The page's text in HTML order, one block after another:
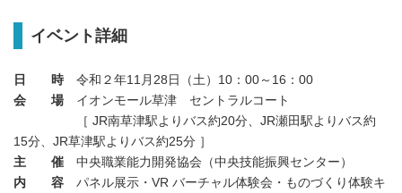
イベント詳細
日 時 令和２年11月28日（土）10：00～16：00
会 場 イオンモール草津 セントラルコート
［ JR南草津駅よりバス約20分、JR瀬田駅よりバス約
15分、JR草津駅よりバス約25分 ］
主 催 中央職業能力開発協会（中央技能振興センター）
内 容 パネル展示・VR バーチャル体験会・ものづくり体験キ